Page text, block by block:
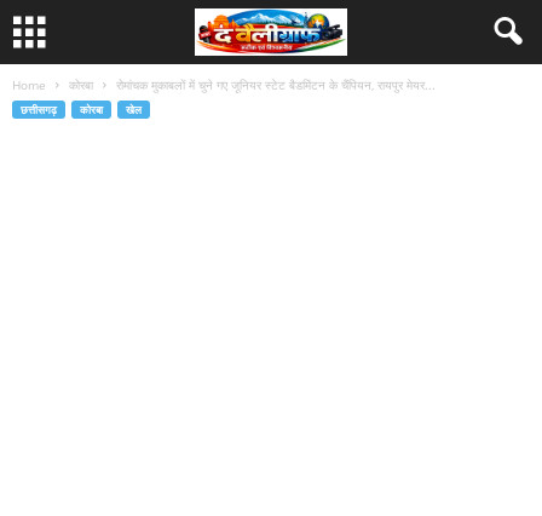
Home कोरबा रोमांचक मुकाबलों में चुने गए जूनियर स्टेट बैडमिंटन के चैंपियन, रायपुर मेयर...
छत्तीसगढ़ कोरबा खेल